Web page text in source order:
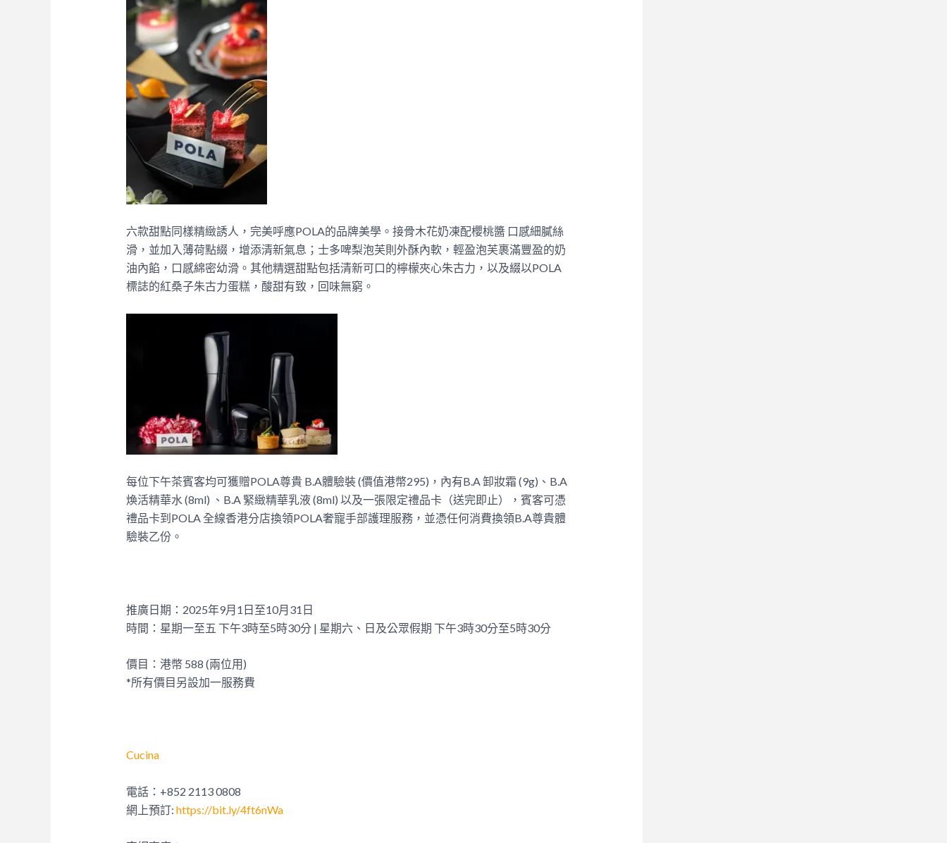
六款甜點同樣精緻誘人，完美呼應POLA的品牌美學。接骨木花奶凍配櫻桃醬 口感細膩絲
滑，並加入薄荷點綴，增添清新氣息；士多啤梨泡芙則外酥內軟，輕盈泡芙裹滿豐盈的奶
油內餡，口感綿密幼滑。其他精選甜點包括清新可口的檸檬夾心朱古力，以及綴以POLA
標誌的紅桑子朱古力蛋糕，酸甜有致，回味無窮。
每位下午茶賓客均可獲贈POLA尊貴 B.A體驗裝 (價值港幣295)，內有B.A 卸妝霜 (9g)、B.A
煥活精華水 (8ml) 、B.A 緊緻精華乳液 (8ml) 以及一張限定禮品卡（送完即止），賓客可憑
禮品卡到POLA 全線香港分店換領POLA奢寵手部護理服務，並憑任何消費換領B.A尊貴體
驗裝乙份。
推廣日期：2025年9月1日至10月31日
時間：星期一至五 下午3時至5時30分 | 星期六、日及公眾假期 下午3時30分至5時30分
價目：港幣 588 (兩位用)
*所有價目另設加一服務費
Cucina
電話：+852 2113 0808
網上預訂: https://bit.ly/4ft6nWa